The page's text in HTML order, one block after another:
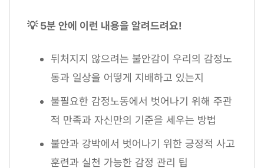
💡 5분 안에 이런 내용을 알려드려요!
뒤처지지 않으려는 불안감이 우리의 감정노
동과 일상을 어떻게 지배하고 있는지
불필요한 감정노동에서 벗어나기 위해 주관
적 만족과 자신만의 기준을 세우는 방법
불안과 강박에서 벗어나기 위한 긍정적 사고
훈련과 실천 가능한 감정 관리 팁